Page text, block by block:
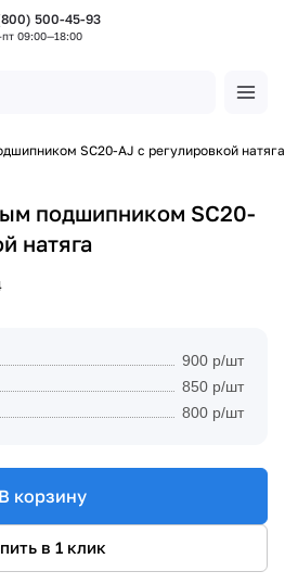
500-45-93
09:00—18:00
SC20-AJ с регулировкой натяга
подшипником SC20-
натяга
900 р/шт
850 р/шт
800 р/шт
В корзину
в 1 клик